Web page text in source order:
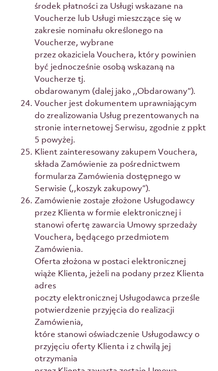
środek płatności za Usługi wskazane na
Voucherze lub Usługi mieszczące się w
zakresie nominału określonego na
Voucherze, wybrane
przez okaziciela Vouchera, który powinien
być jednocześnie osobą wskazaną na
Voucherze tj.
obdarowanym (dalej jako ,,Obdarowany’’).
Voucher jest dokumentem uprawniającym
do zrealizowania Usług prezentowanych na
stronie internetowej Serwisu, zgodnie z ppkt
5 powyżej.
Klient zainteresowany zakupem Vouchera,
składa Zamówienie za pośrednictwem
formularza Zamówienia dostępnego w
Serwisie (,,koszyk zakupowy’’).
Zamówienie zostaje złożone Usługodawcy
przez Klienta w formie elektronicznej i
stanowi ofertę zawarcia Umowy sprzedaży
Vouchera, będącego przedmiotem
Zamówienia.
Oferta złożona w postaci elektronicznej
wiąże Klienta, jeżeli na podany przez Klienta
adres
poczty elektronicznej Usługodawca prześle
potwierdzenie przyjęcia do realizacji
Zamówienia,
które stanowi oświadczenie Usługodawcy o
przyjęciu oferty Klienta i z chwilą jej
otrzymania